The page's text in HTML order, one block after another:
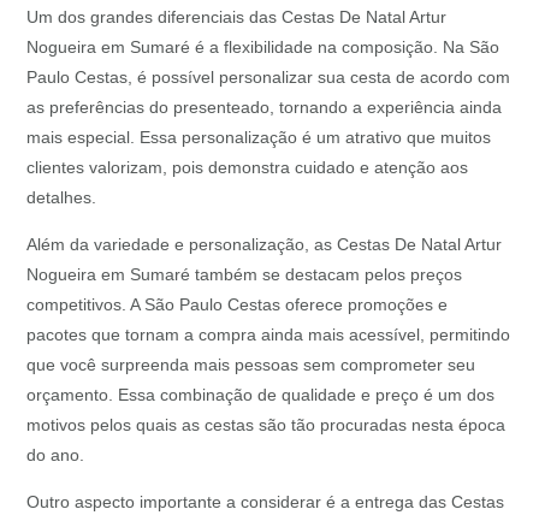
Um dos grandes diferenciais das Cestas De Natal Artur
Nogueira em Sumaré é a flexibilidade na composição. Na São
Paulo Cestas, é possível personalizar sua cesta de acordo com
as preferências do presenteado, tornando a experiência ainda
mais especial. Essa personalização é um atrativo que muitos
clientes valorizam, pois demonstra cuidado e atenção aos
detalhes.
Além da variedade e personalização, as Cestas De Natal Artur
Nogueira em Sumaré também se destacam pelos preços
competitivos. A São Paulo Cestas oferece promoções e
pacotes que tornam a compra ainda mais acessível, permitindo
que você surpreenda mais pessoas sem comprometer seu
orçamento. Essa combinação de qualidade e preço é um dos
motivos pelos quais as cestas são tão procuradas nesta época
do ano.
Outro aspecto importante a considerar é a entrega das Cestas